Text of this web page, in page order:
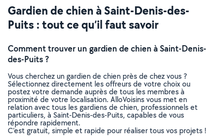
Gardien de chien à Saint-Denis-des-
Puits : tout ce qu’il faut savoir
Comment trouver un gardien de chien à Saint-Denis-
des-Puits ?
Vous cherchez un gardien de chien près de chez vous ?
Sélectionnez directement les offreurs de votre choix ou
postez votre demande auprès de tous les membres à
proximité de votre localisation. AlloVoisins vous met en
relation avec tous les gardiens de chien, professionnels et
particuliers, à Saint-Denis-des-Puits, capables de vous
répondre rapidement.
C’est gratuit, simple et rapide pour réaliser tous vos projets !